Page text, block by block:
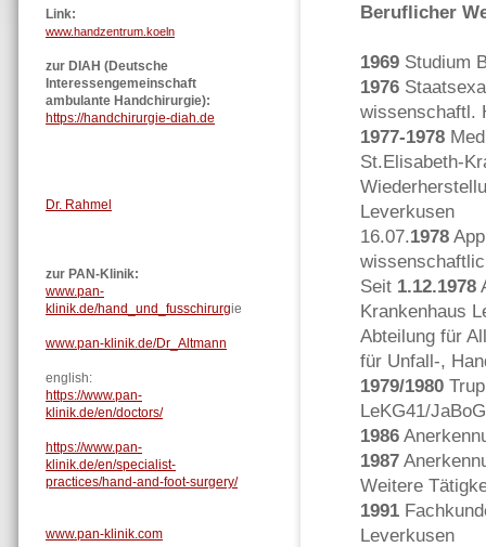
Link:
www.handzentrum.koeln
zur DIAH (Deutsche
Interessengemeinschaft
ambulante Handchirurgie):
https://handchirurgie-diah.de
Dr. Rahmel
zur PAN-Klinik:
www.pan-
klinik.de/hand_und_fusschirurgie
www.pan-klinik.de/Dr_Altmann
english:
https://www.pan-
klinik.de/en/doctors/
https://www.pan-
klinik.de/en/specialist-
practices/hand-and-foot-surgery/
www.pan-klinik.com
Beruflicher
1969 Studium
1976
wissenschaftl.
1977-1978
St.Elisabeth-
Leverkusen
16.07.1978
Seit 1.12.1978
Krankenhaus
Abteilung für
für Unfall-,
1979/1980
LeKG41/
1986
1987
Weitere
1991
Leverkusen